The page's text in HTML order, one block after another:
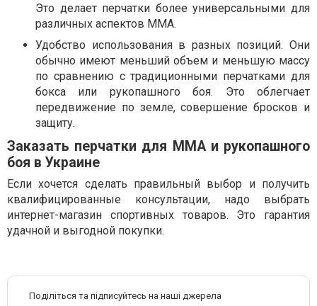
Это делает перчатки более универсальными для
различных аспектов ММА.
Удобство использования в разных позиций. Они
обычно имеют меньший объем и меньшую массу
по сравнению с традиционными перчатками для
бокса или рукопашного боя. Это облегчает
передвижение по земле, совершение бросков и
защиту.
Заказать перчатки для ММА и рукопашного
боя в Украине
Если хочется сделать правильный выбор и получить
квалифицированные консультации, надо выбрать
интернет-магазин спортивных товаров. Это гарантия
удачной и выгодной покупки.
Поділіться та підписуйтесь на наші джерела